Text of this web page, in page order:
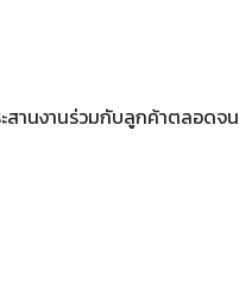
สานงานร่วมกับลูกค้าตลอดจน